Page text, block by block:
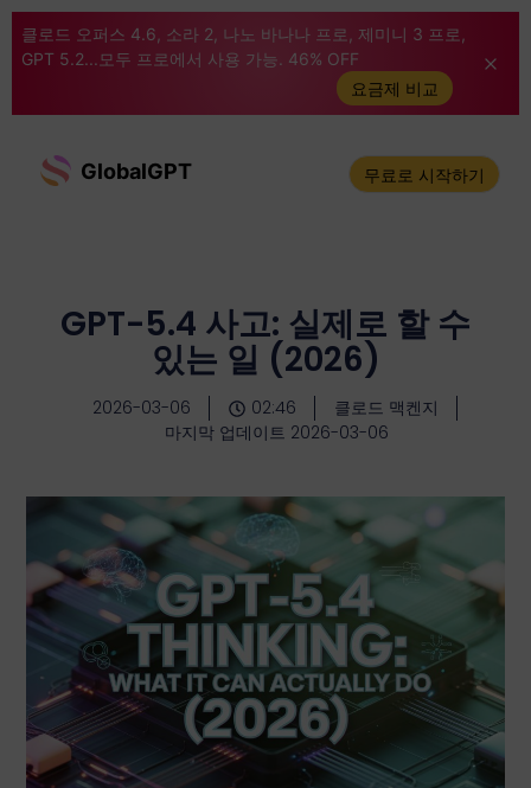
클로드 오퍼스 4.6, 소라 2, 나노 바나나 프로, 제미니 3 프로,
GPT 5.2...모두 프로에서 사용 가능. 46% OFF
요금제 비교
GlobalGPT 무료로 시작하기
GPT-5.4 사고: 실제로 할 수
있는 일 (2026)
2026-03-06 02:46
클로드 맥켄지
마지막 업데이트 2026-03-06